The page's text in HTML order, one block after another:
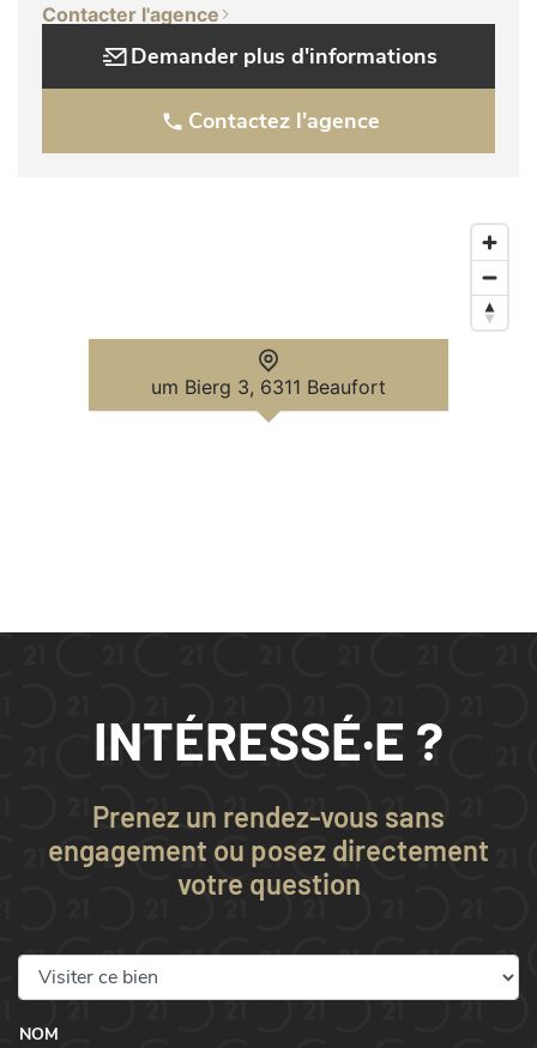
Contacter l'agence
Demander plus d'informations
Contactez l'agence
um Bierg 3, 6311 Beaufort
INTÉRESSÉ·E ?
Prenez un rendez-vous sans
engagement ou posez directement
votre question
NOM